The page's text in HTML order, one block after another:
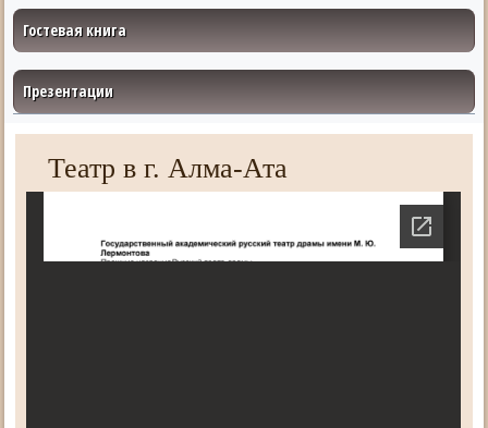
Гостевая книга
Презентации
Театр в г. Алма-Ата